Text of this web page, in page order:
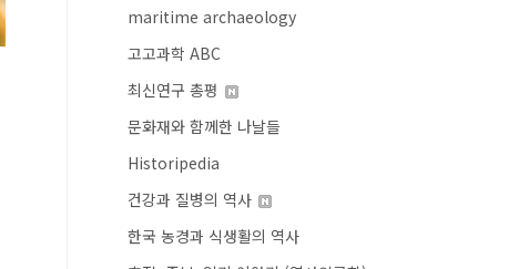
maritime archaeology
고고과학 ABC
최신연구 총평
문화재와 함께한 나날들
Historipedia
건강과 질병의 역사
한국 농경과 식생활의 역사